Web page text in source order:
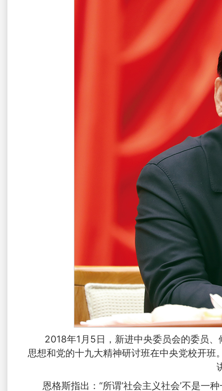
2018年1月5日，新进中央委员会的委员
思想和党的十九大精神研讨班在中央党校开
恩格斯指出：“所谓‘社会主义社会’不是一